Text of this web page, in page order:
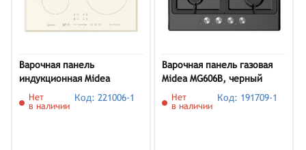
Варочная панель
индукционная Midea
MIH64721FRI
Нет
в наличии
Код: 221006-1
Варочная панель газовая
Midea MG606B, черный
Нет
в наличии
Код: 191709-1